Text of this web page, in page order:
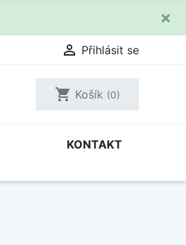
×
 Přihlásit se
shopping_cart Košík (0)
KONTAKT